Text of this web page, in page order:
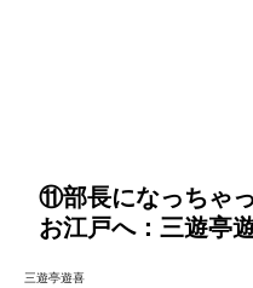
⑪部長になっちゃ
お江戸へ：三遊亭
三遊亭遊喜